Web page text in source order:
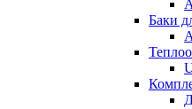
Баки